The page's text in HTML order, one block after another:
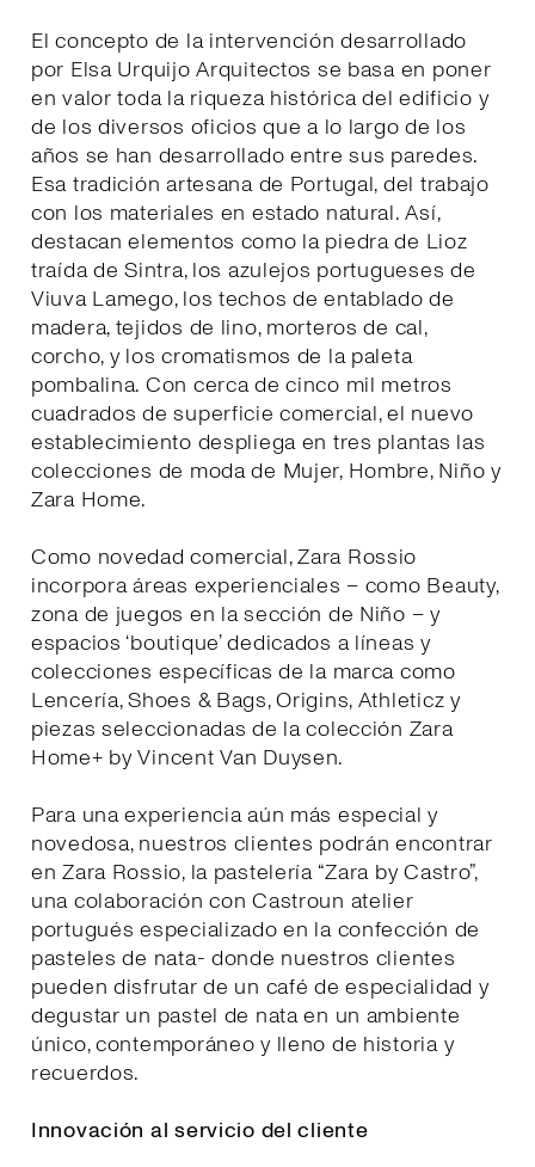
El concepto de la intervención desarrollado
por Elsa Urquijo Arquitectos se basa en poner
en valor toda la riqueza histórica del edificio y
de los diversos oficios que a lo largo de los
años se han desarrollado entre sus paredes.
Esa tradición artesana de Portugal, del trabajo
con los materiales en estado natural. Así,
destacan elementos como la piedra de Lioz
traída de Sintra, los azulejos portugueses de
Viuva Lamego, los techos de entablado de
madera, tejidos de lino, morteros de cal,
corcho, y los cromatismos de la paleta
pombalina. Con cerca de cinco mil metros
cuadrados de superficie comercial, el nuevo
establecimiento despliega en tres plantas las
colecciones de moda de Mujer, Hombre, Niño y
Zara Home.
Como novedad comercial, Zara Rossio
incorpora áreas experienciales – como Beauty,
zona de juegos en la sección de Niño – y
espacios ‘boutique’ dedicados a líneas y
colecciones específicas de la marca como
Lencería, Shoes & Bags, Origins, Athleticz y
piezas seleccionadas de la colección Zara
Home+ by Vincent Van Duysen.
Para una experiencia aún más especial y
novedosa, nuestros clientes podrán encontrar
en Zara Rossio, la pastelería “Zara by Castro”,
una colaboración con Castroun atelier
portugués especializado en la confección de
pasteles de nata- donde nuestros clientes
pueden disfrutar de un café de especialidad y
degustar un pastel de nata en un ambiente
único, contemporáneo y lleno de historia y
recuerdos.
Innovación al servicio del cliente